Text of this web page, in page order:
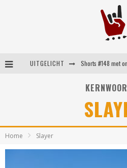
UITGELICHT
Home Slayer